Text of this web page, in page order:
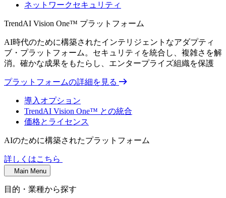
ネットワークセキュリティ
TrendAI Vision One™ プラットフォーム
AI時代のために構築されたインテリジェントなアダプティ
ブ・プラットフォーム。セキュリティを統合し、複雑さを解
消。確かな成果をもたらし、エンタープライズ組織を保護
プラットフォームの詳細を見る
導入オプション
TrendAI Vision One™ との統合
価格とライセンス
AIのために構築されたプラットフォーム
詳しくはこちら
Main Menu
目的・業種から探す